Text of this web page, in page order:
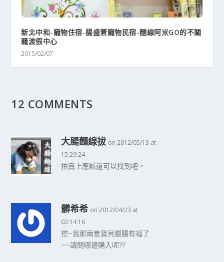
新北中和-寵物住宿-腸盛莙寵物民宿-麵線阿米GO的不關
籠渡假中心
2015/02/07
12 COMMENTS
大腸麵線拔 on 2012/05/13 at
15:29:24
拍賣上應該還可以找到吧。
髒希希 on 2012/04/23 at
02:14:16
挖~我那兩隻寶貝臘腸有福了
~~請問哪邊購入呢??